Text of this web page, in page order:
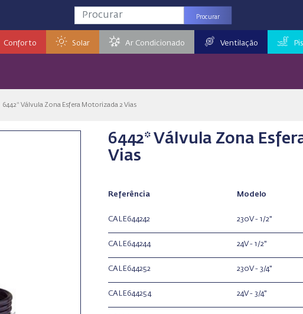
Procurar
Conforto Solar Ar Condicionado Ventilação
6442* Válvula Zona Esfera Motorizada 2 Vias
6442* Válvula Zona
Vias
Referência Modelo
CALE644242 230V - 1/2"
CALE644244 24V - 1/2"
CALE644252 230V - 3/4"
CALE644254 24V - 3/4"